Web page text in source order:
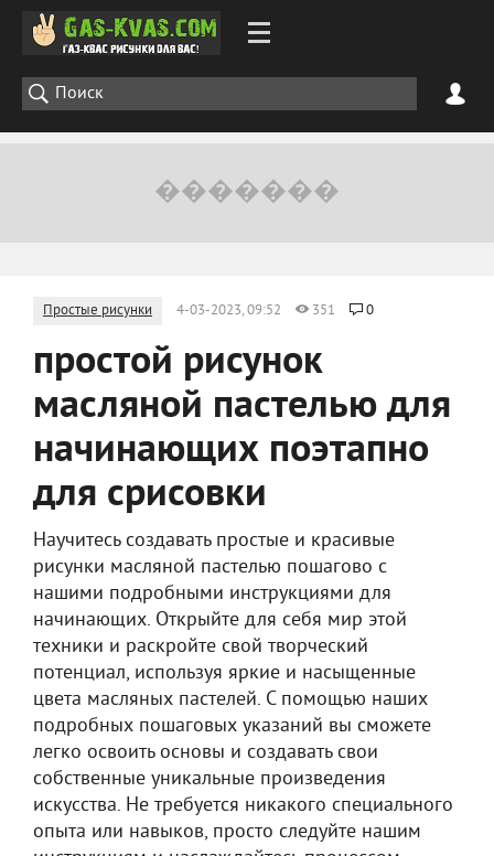
Простые рисунки 4-03-2023, 09:52 351 0
простой рисунок
масляной пастелью для
начинающих поэтапно
для срисовки
Научитесь создавать простые и красивые
рисунки масляной пастелью пошагово с
нашими подробными инструкциями для
начинающих. Открыйте для себя мир этой
техники и раскройте свой творческий
потенциал, используя яркие и насыщенные
цвета масляных пастелей. С помощью наших
подробных пошаговых указаний вы сможете
легко освоить основы и создавать свои
собственные уникальные произведения
искусства. Не требуется никакого специального
опыта или навыков, просто следуйте нашим